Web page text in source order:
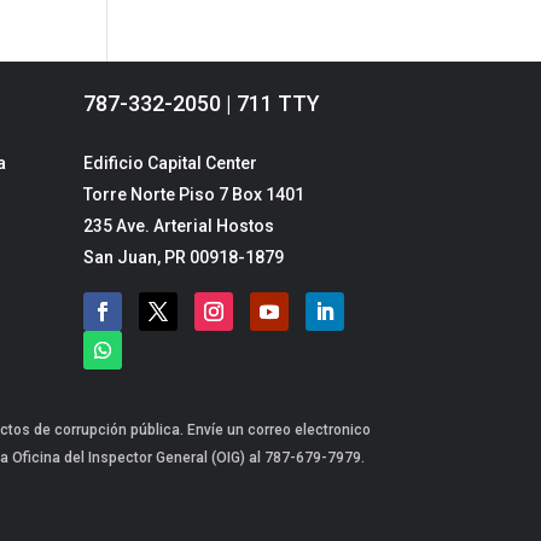
787-332-2050 | 711 TTY
Edificio Capital Center
Torre Norte Piso 7 Box 1401
235 Ave. Arterial Hostos
San Juan, PR 00918-1879
de corrupción pública. Envíe un correo electronico
del Inspector General (OIG) al 787-679-7979.